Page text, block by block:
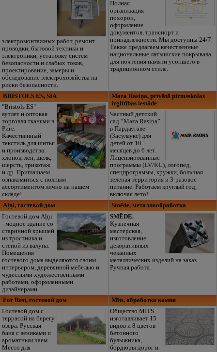
электромонтажных работ, ремонт
проводки, бытовой техники и
электроники, установку систем
безопасности и слабых токов,
проектирование, замеры и
обследование электрохозяйства на
риски безопасности.
Полная
организация
похорон,
оформление
документов, транспорт и
принадлежности. Мы доступны 24/7.
Также предлагаем качественные
национальные латышские покрывала
для почтения памяти усопшего в
традиционном стиле.
BRISTOLS ES, SIA
"Bristols ES" —
аутлет и оптовая
торговля тканями в
Риге.
Качественный
текстиль для шитья
и производства:
хлопок, лен, шелк,
шерсть, трикотаж
и др. Приглашаем
ознакомиться с полным
ассортиментом лично на нашем
складе!
Maza Rasiņa, privātā pirmsskolas
izglītības iestāde
Частный детский
сад “Maza Rasiņa”
в Пардаугаве
(Засулаукс) для
детей от 10
месяцев до 6 лет.
Лицензированные
программы (LV/RU), логопед,
спецпрограммы, кружки, большая
зеленая территория и 3-разовое
питание. Работаем круглый год,
включая лето!
Aļņi, гостевой дом
Гостевой дом Aļņi
- модное здание со
старинной крышей
из тростника и
стеной из валуна.
Помещения
гостевого дома выделяются своим
интерьером, деревянной мебелью и
чудесными художественными
работами, оформленными
дизайнерами.
Smēde, металлообработка
SMĒDE.
Kузнечная
мастерская,
изготовление
декоративных
чеканных
металлических изделий на заказ.
Ручная работа.
For Rest, гостевой дом
Гостевой дом с
террасой на берегу
озера. Русская
баня с вениками и
ароматным чаем.
Место для
Mīts, обработка камня
Общество MĪTS
изготавливает 15
видов и 8 цветов
бетонного
булыжника,
бордюры дорог и